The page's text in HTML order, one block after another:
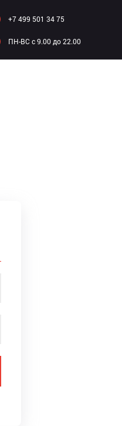
+7 499 501 34 75
ПН-ВC c 9.00 до 22.00